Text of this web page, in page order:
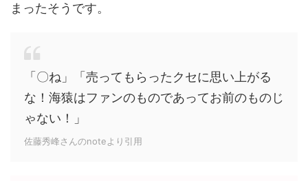
まったそうです。
「〇ね」「売ってもらったクセに思い上がる
な！海猿はファンのものであってお前のものじ
ゃない！」
佐藤秀峰さんのnoteより引用